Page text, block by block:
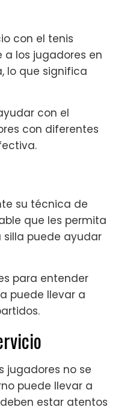
con el tenis
los jugadores en
lo que significa
con el
con diferentes
su técnica de
que les permita
silla puede ayudar
para entender
puede llevar a
jugadores no se
puede llevar a
estar atentos